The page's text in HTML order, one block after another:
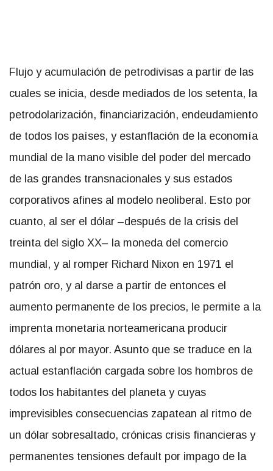
Flujo y acumulación de petrodivisas a partir de las
cuales se inicia, desde mediados de los setenta, la
petrodolarización, financiarización, endeudamiento
de todos los países, y estanflación de la economía
mundial de la mano visible del poder del mercado
de las grandes transnacionales y sus estados
corporativos afines al modelo neoliberal. Esto por
cuanto, al ser el dólar –después de la crisis del
treinta del siglo XX– la moneda del comercio
mundial, y al romper Richard Nixon en 1971 el
patrón oro, y al darse a partir de entonces el
aumento permanente de los precios, le permite a la
imprenta monetaria norteamericana producir
dólares al por mayor. Asunto que se traduce en la
actual estanflación cargada sobre los hombros de
todos los habitantes del planeta y cuyas
imprevisibles consecuencias zapatean al ritmo de
un dólar sobresaltado, crónicas crisis financieras y
permanentes tensiones default por impago de la